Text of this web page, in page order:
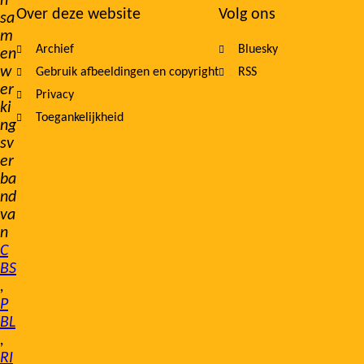
sa
m
en
w
er
ki
ng
sv
er
ba
nd
va
n
C
BS
,
P
BL
,
RI
Over deze website
Archief
Gebruik afbeeldingen en copyright
Privacy
Toegankelijkheid
Volg ons
Bluesky
RSS